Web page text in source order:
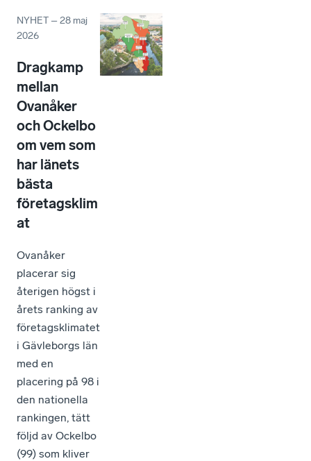
NYHET –28 maj
2026
Dragkamp
mellan
Ovanåker
och Ockelbo
om vem som
har länets
bästa
företagsklim
at
Ovanåker
placerar sig
återigen högst i
årets ranking av
företagsklimatet
i Gävleborgs län
med en
placering på 98 i
den nationella
rankingen, tätt
följd av Ockelbo
(99) som kliver